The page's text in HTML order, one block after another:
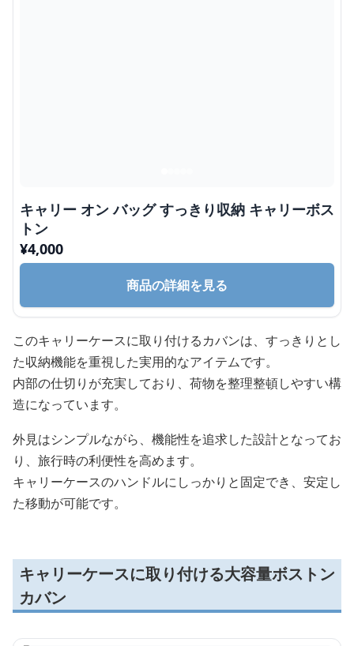
キャリー オン バッグ すっきり収納 キャリーボス
トン
¥4,000
商品の詳細を見る
このキャリーケースに取り付けるカバンは、すっきりとし
た収納機能を重視した実用的なアイテムです。
内部の仕切りが充実しており、荷物を整理整頓しやすい構
造になっています。
外見はシンプルながら、機能性を追求した設計となってお
り、旅行時の利便性を高めます。
キャリーケースのハンドルにしっかりと固定でき、安定し
た移動が可能です。
キャリーケースに取り付ける大容量ボストン
カバン